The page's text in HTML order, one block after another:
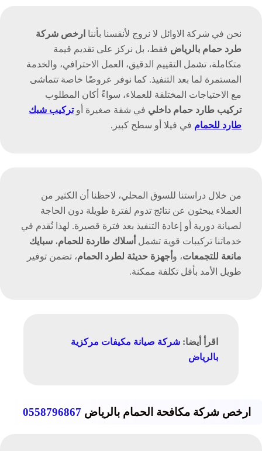
نحن في شركة الاوائل لا نروج لأنفسنا بأننا ارخص شركة
طرد حمام بالرياض فقط، بل نركز على تقديم قيمة
متكاملة، تشمل التقييم الدقيق، العمل الاحترافي، والخدمة
المستمرة لما بعد التنفيذ. كما نوفر عروضًا خاصة تتماشى
مع الاحتياجات المختلفة للعملاء، سواءً أكان المطلوب
تركيب طارد حمام داخلي في شقة صغيرة أوتركيب شبك
طارد للحمام في فيلا أو سطح كبير.
من خلال دراستنا للسوق المحلي، لاحظنا أن الكثير من
العملاء يبحثون عن نتائج تدوم لفترة طويلة دون الحاجة
لصيانة دورية أو إعادة التنفيذ بعد فترة قصيرة. لهذا نُقدم في
خدماتنا تركيبات قوية تشمل أسلاك طاردة للحمام، سبايك
مانعة للتجمعات، و أجهزة حديثة لطرد الحمام، تضمن توفير
طويل الأمد بأقل تكلفة ممكنة.
اقرأ أيضا: شركة صيانة مكيفات مركزية
بالرياض
ارخص شركة مكافحة الحمام بالرياض 0558796867